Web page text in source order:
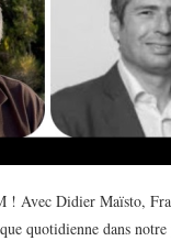
! Avec Didier Maïsto,
quotidienne dans